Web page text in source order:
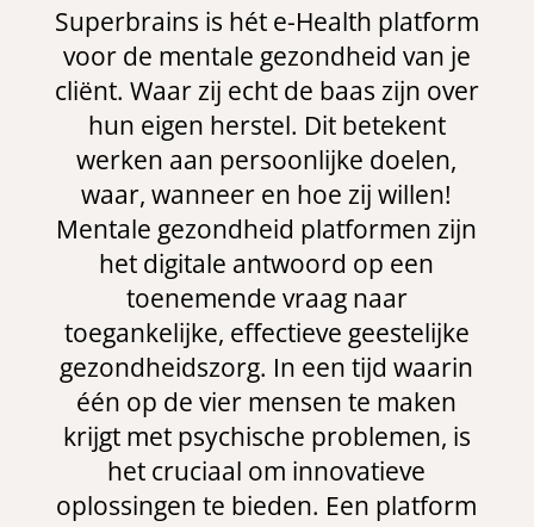
Superbrains is hét e-Health platform
voor de mentale gezondheid van je
cliënt. Waar zij echt de baas zijn over
hun eigen herstel. Dit betekent
werken aan persoonlijke doelen,
waar, wanneer en hoe zij willen!
Mentale gezondheid platformen zijn
het digitale antwoord op een
toenemende vraag naar
toegankelijke, effectieve geestelijke
gezondheidszorg. In een tijd waarin
één op de vier mensen te maken
krijgt met psychische problemen, is
het cruciaal om innovatieve
oplossingen te bieden. Een platform